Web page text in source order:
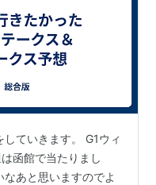
ていきます。 G1ウィ
函館で当たりまし
あと思いますのでよ